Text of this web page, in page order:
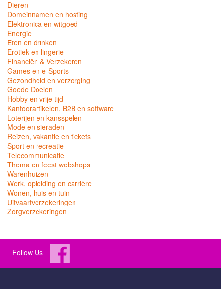
Dieren
Domeinnamen en hosting
Elektronica en witgoed
Energie
Eten en drinken
Erotiek en lingerie
Financiën & Verzekeren
Games en e-Sports
Gezondheid en verzorging
Goede Doelen
Hobby en vrije tijd
Kantoorartikelen, B2B en software
Loterijen en kansspelen
Mode en sieraden
Reizen, vakantie en tickets
Sport en recreatie
Telecommunicatie
Thema en feest webshops
Warenhuizen
Werk, opleiding en carrière
Wonen, huis en tuin
Uitvaartverzekeringen
Zorgverzekeringen
Follow Us